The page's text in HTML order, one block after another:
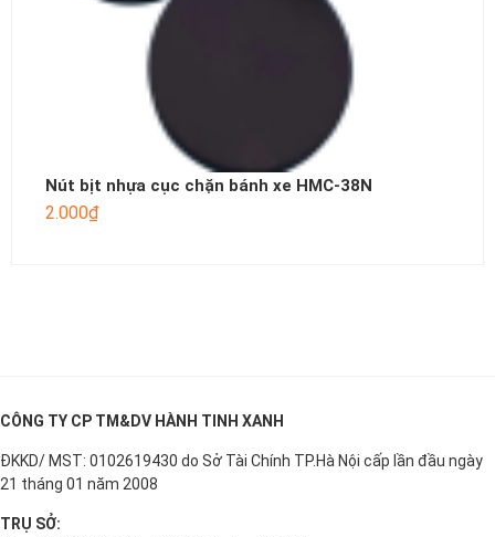
Nút bịt nhựa cục chặn bánh xe HMC-38N
2.000₫
CÔNG TY CP TM&DV HÀNH TINH XANH
ĐKKD/ MST: 0102619430 do Sở Tài Chính TP.Hà Nội cấp lần đầu ngày
21 tháng 01 năm 2008
TRỤ SỞ: